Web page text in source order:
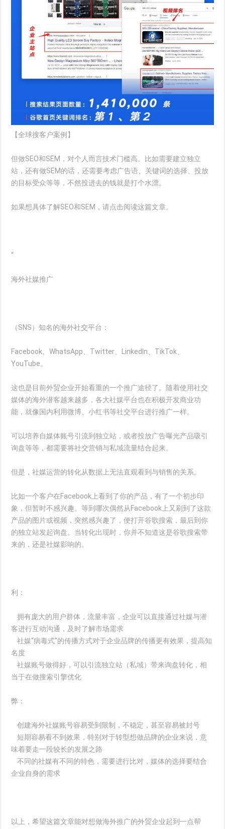
【全球搜客户案例】
但做SEO和SEM，对个人而言技术门槛高。比如需要建立独立
站，还有做SEM的话，还需要考虑广告语、关键词的选择、投放
的目标受众等等，不然投进去的钱就是打个水漂。
如果想具体了解SEO和SEM，请点击阅读这篇文章。
“
海外社媒推广
（SNS）知名的海外社交平台：
Facebook、WhatsApp、Twitter、LinkedIn、TikTok、
YouTube。
这也是目前外贸企业开始看重的一个推广途径了。随着使用社交
媒体的海外潜客越来越多，各大社媒平台也在积极开发商业功
能，就像国内利用微博、小红书等社交平台进行推广一样。
可以培养自媒体账号引流到独立站，或者投放广告曝光产品吸引
询盘等等，都需要将社交营销与私域流量结合起来。
但是，社媒运营的转化从数据上无法直观看到与销售的关系。
比如一个客户在Facebook上看到了你的产品，有了一个初步印
象，但暂时不感兴趣。等到哪次偶然从Facebook上又刷到了这款
产品的图片或视频，突然感兴趣了，便打开谷歌搜索，最后到你
的独立站发起询盘。当转化出现时，你并不知道这是谷歌搜索带
来的，还是社媒影响的。
利：
拥有庞大的用户群体，流量丰富，企业可以直接通过社媒与潜
客进行互动沟通，及时了解市场需求
社媒“病毒式”的传播方式对于企业品牌的传播更有效果，提高知
名度
社媒账号做得好，可以引流独立站（私域）带来询盘转化，相
当于在做搜索引擎优化
弊：
创建海外社媒账号容易受到限制，不稳定，甚至容易被封号
短期容易看不到效果，特别对于转型想做品牌的企业来说，意
味着要走一段较长的发展之路
不同的社媒有不同的特色，需要进行比对，媒体的选择要结合
企业自身的需求
以上，希望这篇文章能对想做海外推广的外贸企业起到一点帮